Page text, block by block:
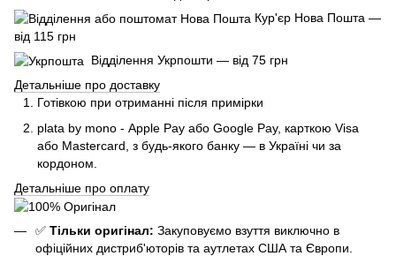
Кур'єр Нова Пошта —
від 115 грн
Відділення Укрпошти — від 75 грн
Детальніше про доставку
Готівкою при отриманні після примірки
plata by mono - Apple Pay або Google Pay, карткою Visa
або Mastercard, з будь-якого банку — в Україні чи за
кордоном.
Детальніше про оплату
✅ Тільки оригінал: Закуповуємо взуття виключно в
офіційних дистриб'юторів та аутлетах США та Європи.